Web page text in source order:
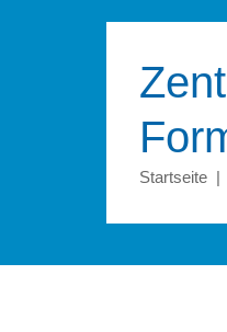
Startseite |